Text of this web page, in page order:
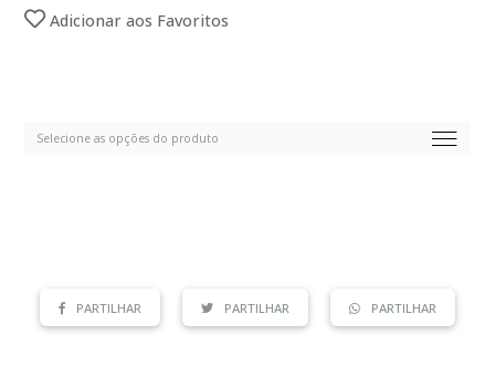
Adicionar aos Favoritos
PARTILHAR PARTILHAR PARTILHAR